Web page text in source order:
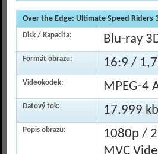
Over the Edge: Ultimate Speed Riders
Disk / Kapacita: Blu-ray
Formát obrazu: 16:9 /
Videokodek: MPEG-4
Datový tok: 17.999
Popis obrazu:
1080p /
MVC